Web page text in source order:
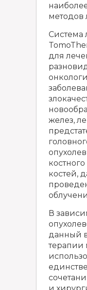
методов
Система
для
желез,
костей,
В
данный
терапии